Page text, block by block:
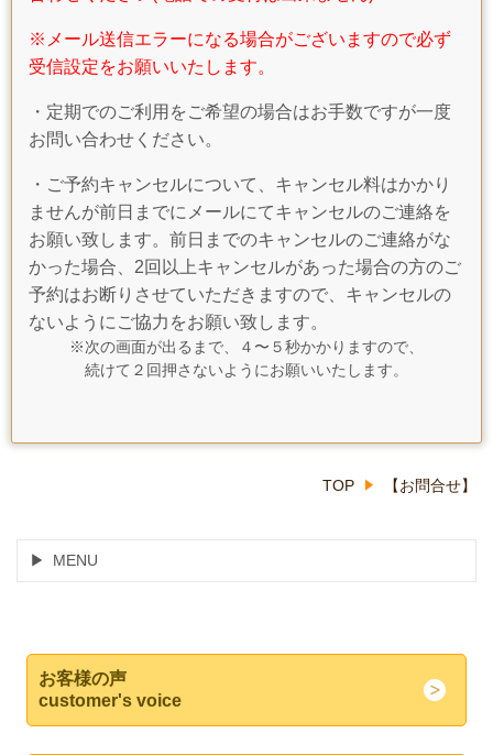
※メール送信エラーになる場合がございますので必ず
受信設定をお願いいたします。
・定期でのご利用をご希望の場合はお手数ですが一度
お問い合わせください。
・ご予約キャンセルについて、キャンセル料はかかり
ませんが前日までにメールにてキャンセルのご連絡を
お願い致します。前日までのキャンセルのご連絡がな
かった場合、2回以上キャンセルがあった場合の方のご
予約はお断りさせていただきますので、キャンセルの
ないようにご協力をお願い致します。
※次の画面が出るまで、４〜５秒かかりますので、
続けて２回押さないようにお願いいたします。
TOP 【お問合せ】
MENU
お客様の声
customer's voice